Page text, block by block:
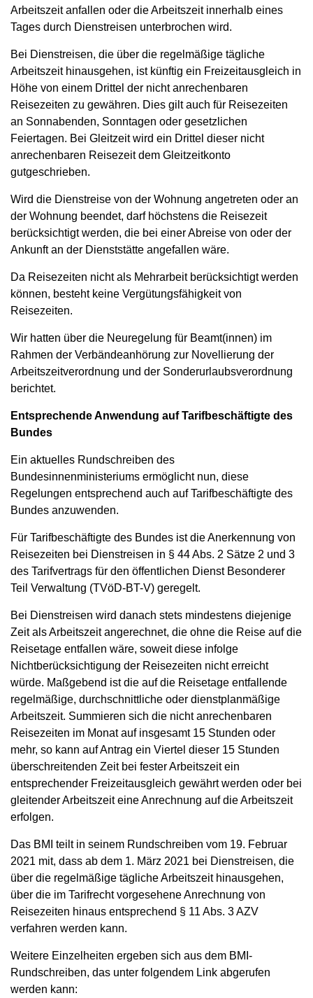
Arbeitszeit anfallen oder die Arbeitszeit innerhalb eines
Tages durch Dienstreisen unterbrochen wird.
Bei Dienstreisen, die über die regelmäßige tägliche
Arbeitszeit hinausgehen, ist künftig ein Freizeitausgleich in
Höhe von einem Drittel der nicht anrechenbaren
Reisezeiten zu gewähren. Dies gilt auch für Reisezeiten
an Sonnabenden, Sonntagen oder gesetzlichen
Feiertagen. Bei Gleitzeit wird ein Drittel dieser nicht
anrechenbaren Reisezeit dem Gleitzeitkonto
gutgeschrieben.
Wird die Dienstreise von der Wohnung angetreten oder an
der Wohnung beendet, darf höchstens die Reisezeit
berücksichtigt werden, die bei einer Abreise von oder der
Ankunft an der Dienststätte angefallen wäre.
Da Reisezeiten nicht als Mehrarbeit berücksichtigt werden
können, besteht keine Vergütungsfähigkeit von
Reisezeiten.
Wir hatten über die Neuregelung für Beamt(innen) im
Rahmen der Verbändeanhörung zur Novellierung der
Arbeitszeitverordnung und der Sonderurlaubsverordnung
berichtet.
Entsprechende Anwendung auf Tarifbeschäftigte des
Bundes
Ein aktuelles Rundschreiben des
Bundesinnenministeriums ermöglicht nun, diese
Regelungen entsprechend auch auf Tarifbeschäftigte des
Bundes anzuwenden.
Für Tarifbeschäftigte des Bundes ist die Anerkennung von
Reisezeiten bei Dienstreisen in § 44 Abs. 2 Sätze 2 und 3
des Tarifvertrags für den öffentlichen Dienst Besonderer
Teil Verwaltung (TVöD-BT-V) geregelt.
Bei Dienstreisen wird danach stets mindestens diejenige
Zeit als Arbeitszeit angerechnet, die ohne die Reise auf die
Reisetage entfallen wäre, soweit diese infolge
Nichtberücksichtigung der Reisezeiten nicht erreicht
würde. Maßgebend ist die auf die Reisetage entfallende
regelmäßige, durchschnittliche oder dienstplanmäßige
Arbeitszeit. Summieren sich die nicht anrechenbaren
Reisezeiten im Monat auf insgesamt 15 Stunden oder
mehr, so kann auf Antrag ein Viertel dieser 15 Stunden
überschreitenden Zeit bei fester Arbeitszeit ein
entsprechender Freizeitausgleich gewährt werden oder bei
gleitender Arbeitszeit eine Anrechnung auf die Arbeitszeit
erfolgen.
Das BMI teilt in seinem Rundschreiben vom 19. Februar
2021 mit, dass ab dem 1. März 2021 bei Dienstreisen, die
über die regelmäßige tägliche Arbeitszeit hinausgehen,
über die im Tarifrecht vorgesehene Anrechnung von
Reisezeiten hinaus entsprechend § 11 Abs. 3 AZV
verfahren werden kann.
Weitere Einzelheiten ergeben sich aus dem BMI-
Rundschreiben, das unter folgendem Link abgerufen
werden kann: